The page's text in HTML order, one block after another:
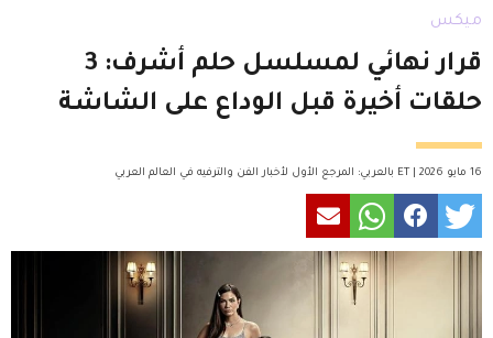
ميكس
قرار نهائي لمسلسل حلم أشرف: 3
حلقات أخيرة قبل الوداع على الشاشة
16 مايو 2026 | ET بالعربي: المرجع الأول لأخبار الفن والترفيه في العالم العربي